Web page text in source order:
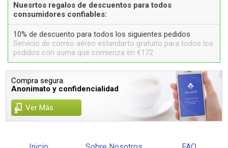
Nuesrtos regalos de descuentos para todos
consumidores confiables:
10% de descuento para todos los siguientes pedidos
Servicio de correo aéreo estandarto gratuito para todos los
pedidos con suma que comienza en €172
Compra segura.
Anonimato y confidencialidad
Ver Más